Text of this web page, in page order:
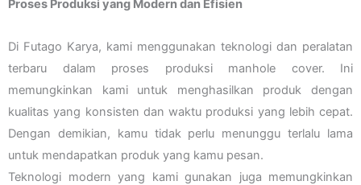
Proses Produksi yang Modern dan Efisien
Di Futago Karya, kami menggunakan teknologi dan peralatan
terbaru dalam proses produksi manhole cover. Ini
memungkinkan kami untuk menghasilkan produk dengan
kualitas yang konsisten dan waktu produksi yang lebih cepat.
Dengan demikian, kamu tidak perlu menunggu terlalu lama
untuk mendapatkan produk yang kamu pesan.
Teknologi modern yang kami gunakan juga memungkinkan